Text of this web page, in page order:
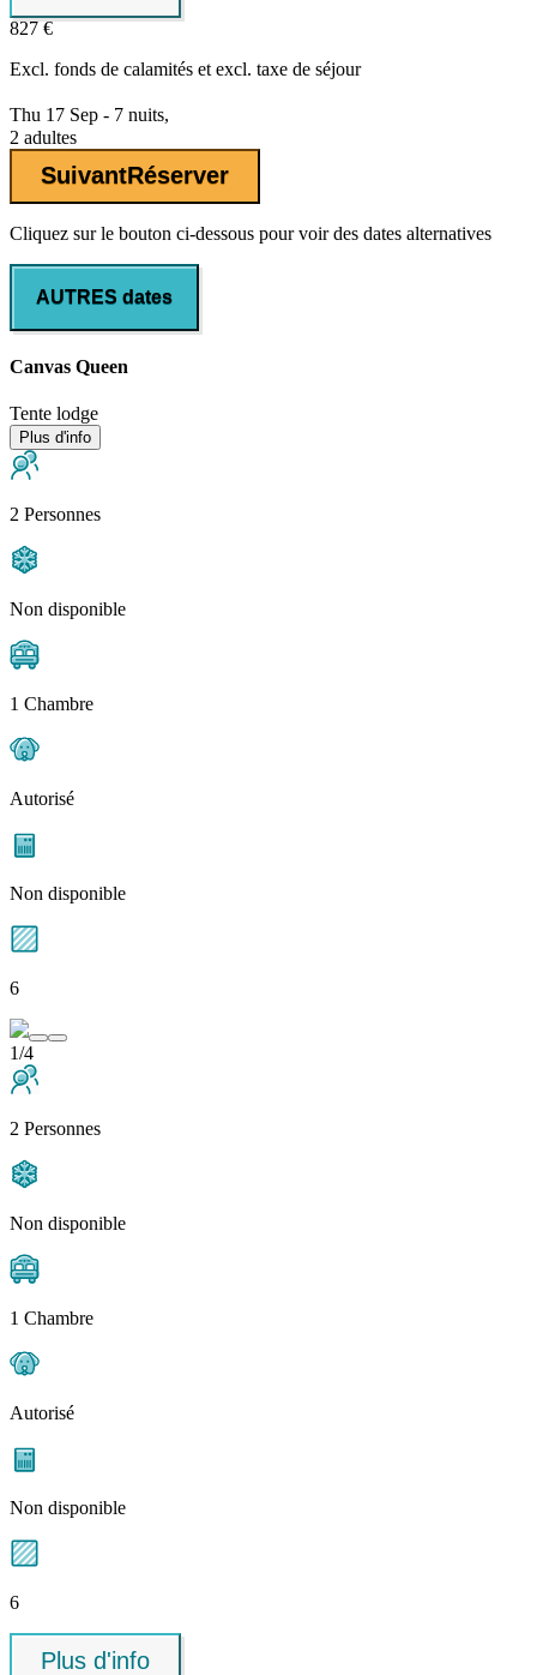
827 €
Excl. fonds de calamités et excl. taxe de séjour
Thu 17 Sep - 7 nuits,
2 adultes
SuivantRéserver
Cliquez sur le bouton ci-dessous pour voir des dates alternatives
AUTRES dates
Canvas Queen
Tente lodge
Plus d'info
2 Personnes
Non disponible
1 Chambre
Autorisé
Non disponible
6
1/4
2 Personnes
Non disponible
1 Chambre
Autorisé
Non disponible
6
Plus d'info